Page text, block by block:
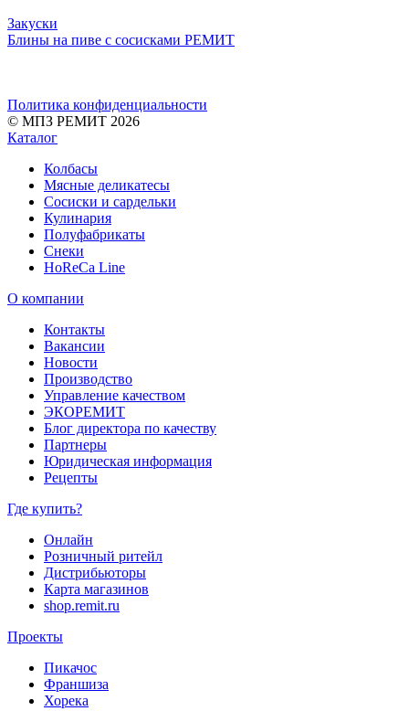
Закуски
Блины на пиве с сосисками РЕМИТ
Политика конфиденциальности
© МПЗ РЕМИТ 2026
Каталог
Колбасы
Мясные деликатесы
Сосиски и сардельки
Кулинария
Полуфабрикаты
Снеки
HoReCa Line
О компании
Контакты
Вакансии
Новости
Производство
Управление качеством
ЭКОРЕМИТ
Блог директора по качеству
Партнеры
Юридическая информация
Рецепты
Где купить?
Онлайн
Розничный ритейл
Дистрибьюторы
Карта магазинов
shop.remit.ru
Проекты
Пикачос
Франшиза
Хорека